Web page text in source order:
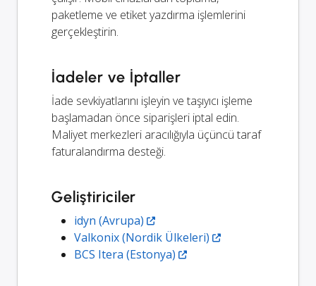
paketleme ve etiket yazdırma işlemlerini
gerçekleştirin.
İadeler ve İptaller
İade sevkiyatlarını işleyin ve taşıyıcı işleme
başlamadan önce siparişleri iptal edin.
Maliyet merkezleri aracılığıyla üçüncü taraf
faturalandırma desteği.
Geliştiriciler
idyn (Avrupa)
Valkonix (Nordik Ülkeleri)
BCS Itera (Estonya)